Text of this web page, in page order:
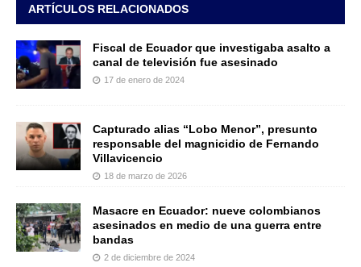
ARTÍCULOS RELACIONADOS
Fiscal de Ecuador que investigaba asalto a
canal de televisión fue asesinado
17 de enero de 2024
Capturado alias “Lobo Menor”, presunto
responsable del magnicidio de Fernando
Villavicencio
18 de marzo de 2026
Masacre en Ecuador: nueve colombianos
asesinados en medio de una guerra entre
bandas
2 de diciembre de 2024